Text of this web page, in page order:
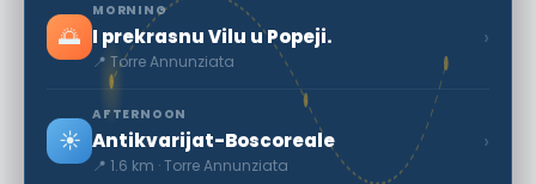
🌅
MORNING
I prekrasnu Vilu u Popeji.
📍 Torre Annunziata
›
☀️
AFTERNOON
Antikvarijat-Boscoreale
📍 1.6 km · Torre Annunziata
›